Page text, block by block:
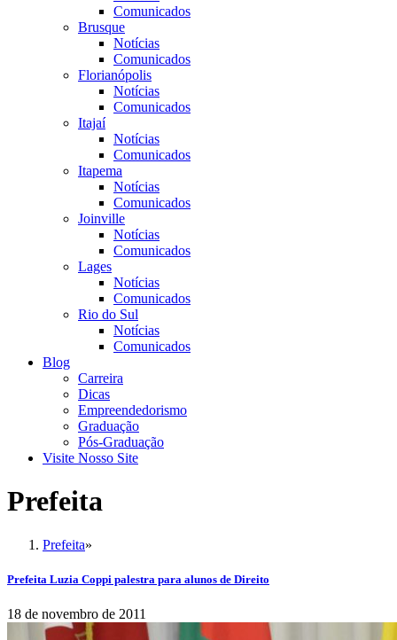
Comunicados
Brusque
Notícias
Comunicados
Florianópolis
Notícias
Comunicados
Itajaí
Notícias
Comunicados
Itapema
Notícias
Comunicados
Joinville
Notícias
Comunicados
Lages
Notícias
Comunicados
Rio do Sul
Notícias
Comunicados
Blog
Carreira
Dicas
Empreendedorismo
Graduação
Pós-Graduação
Visite Nosso Site
Prefeita
Prefeita»
Prefeita Luzia Coppi palestra para alunos de Direito
18 de novembro de 2011